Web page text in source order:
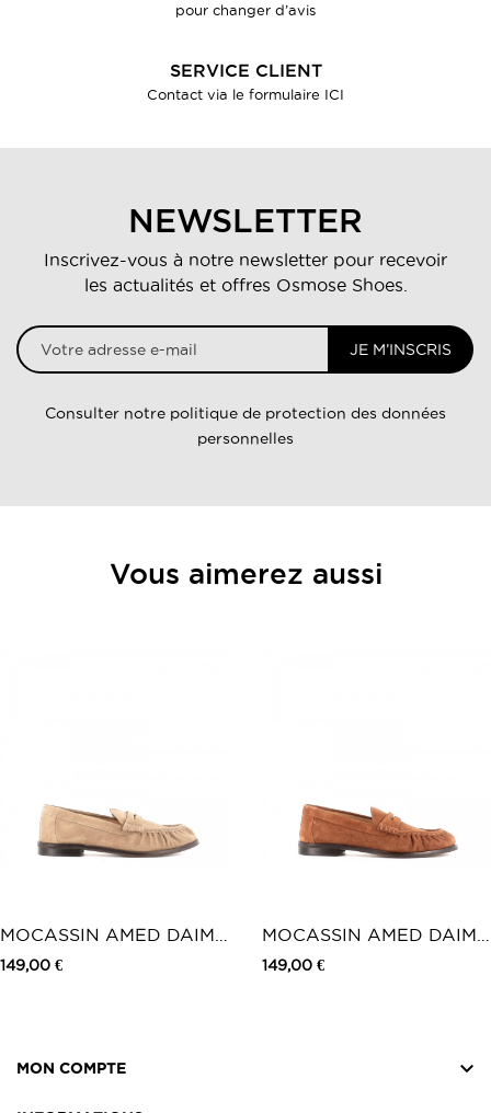
pour changer d’avis
SERVICE CLIENT
Contact via le formulaire ICI
NEWSLETTER
Inscrivez-vous à notre newsletter pour recevoir
les actualités et offres Osmose Shoes.
JE M’INSCRIS
Consulter notre politique de protection des données
personnelles
Vous aimerez aussi
MOCASSIN AMED DAIM
BEIGE
149,00 €
MOCASSIN AMED DAIM
CAMEL
149,00 €
MON COMPTE 